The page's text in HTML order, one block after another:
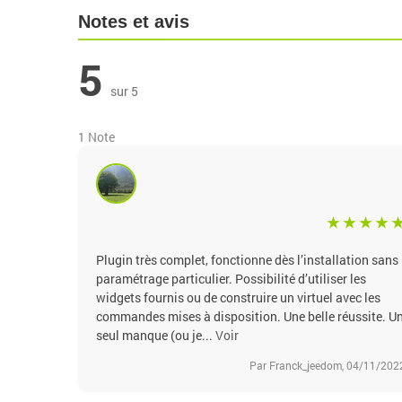
Notes et avis
5 sur 5
1 Note
Plugin très complet, fonctionne dès l’installation sans
paramétrage particulier. Possibilité d’utiliser les
widgets fournis ou de construire un virtuel avec les
commandes mises à disposition. Une belle réussite.
seul manque (ou je... Voir
Par Franck_jeedom, 04/11/